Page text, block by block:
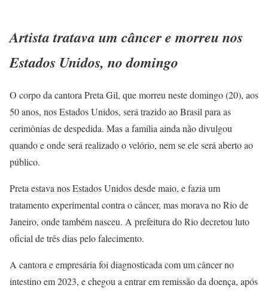
Artista tratava um câncer e morreu nos
Estados Unidos, no domingo
O corpo da cantora Preta Gil, que morreu neste domingo (20), aos
50 anos, nos Estados Unidos, será trazido ao Brasil para as
cerimônias de despedida. Mas a família ainda não divulgou
quando e onde será realizado o velório, nem se ele será aberto ao
público.
Preta estava nos Estados Unidos desde maio, e fazia um
tratamento experimental contra o câncer, mas morava no Rio de
Janeiro, onde também nasceu. A prefeitura do Rio decretou luto
oficial de três dias pelo falecimento.
A cantora e empresária foi diagnosticada com um câncer no
intestino em 2023, e chegou a entrar em remissão da doença, após